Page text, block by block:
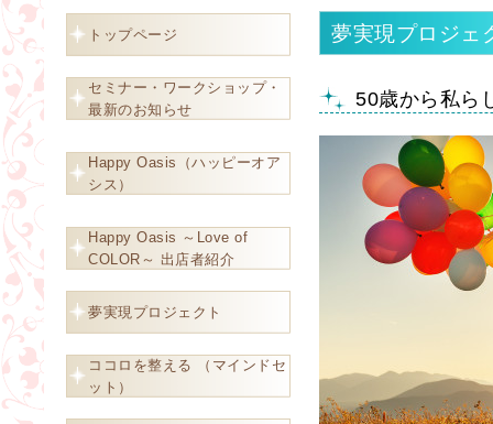
夢実現プロジェ
50歳から私ら
トップページ
セミナー・ワークショップ・
最新のお知らせ
Happy Oasis（ハッピーオア
シス）
Happy Oasis ～Love of
COLOR～ 出店者紹介
夢実現プロジェクト
ココロを整える （マインドセ
ット）